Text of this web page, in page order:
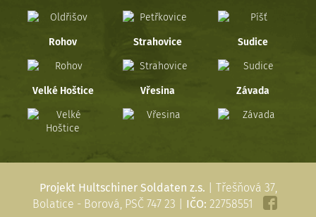
Rohov Strahovice Sudice
Velké Hoštice Vřesina Závada
Projekt Hultschiner Soldaten z.s. | Třešňová 37,
Bolatice - Borová, PSČ 747 23 | IČO: 22758551